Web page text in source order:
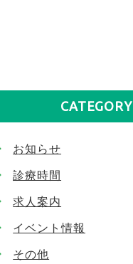
CATEGORY
お知らせ
診療時間
求人案内
イベント情報
その他